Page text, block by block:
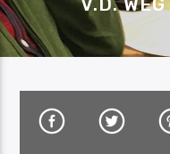
Luister
V.D.